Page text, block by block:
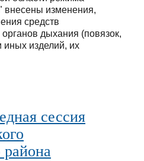
внесены изменения,
средств
дыхания (повязок,
иных изделий, их
сессия